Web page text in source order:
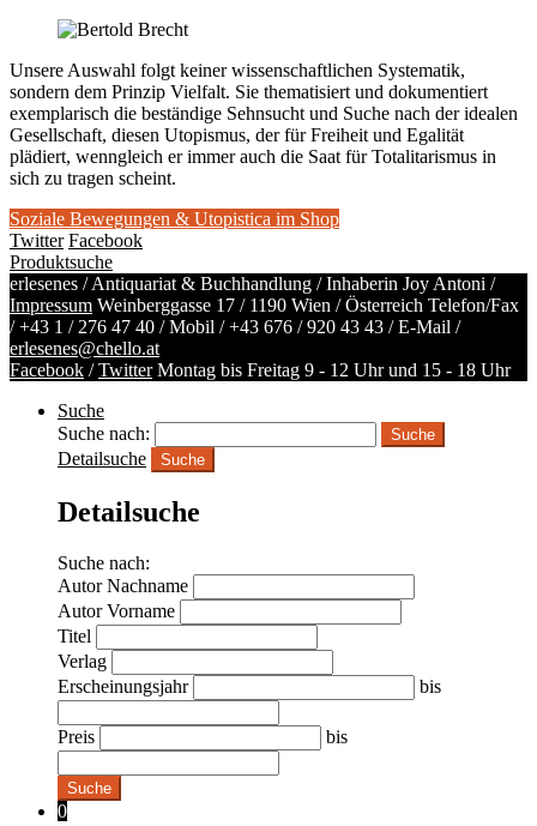
Unsere Auswahl folgt keiner wissenschaftlichen Systematik,
sondern dem Prinzip Vielfalt. Sie thematisiert und dokumentiert
exemplarisch die beständige Sehnsucht und Suche nach der idealen
Gesellschaft, diesen Utopismus, der für Freiheit und Egalität
plädiert, wenngleich er immer auch die Saat für Totalitarismus in
sich zu tragen scheint.
Soziale Bewegungen & Utopistica im Shop
Twitter Facebook
Produktsuche
erlesenes / Antiquariat & Buchhandlung / Inhaberin Joy Antoni /
Impressum Weinberggasse 17 / 1190 Wien / Österreich Telefon/Fax
/+43 1 / 276 47 40 / Mobil /+43 676 / 920 43 43 / E-Mail /
erlesenes@chello.at
Facebook /Twitter Montag bis Freitag 9 - 12 Uhr und 15 - 18 Uhr
Suche
Suche nach:
Detailsuche
Suche
Detailsuche
Suche nach:
Autor Nachname
Autor Vorname
Titel
Verlag
Erscheinungsjahr
bis
Preis bis
Suche
0